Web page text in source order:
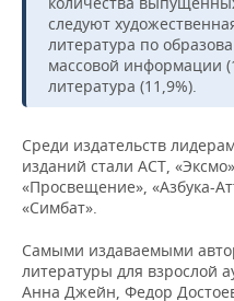
следуют
литература по
массовой информации
литература (11,9%).
Среди издательств
изданий стали АСТ,
«Просвещение», «Азбука-
«Симбат».
Самыми издаваемыми
литературы для взрослой
Анна Джейн, Федор